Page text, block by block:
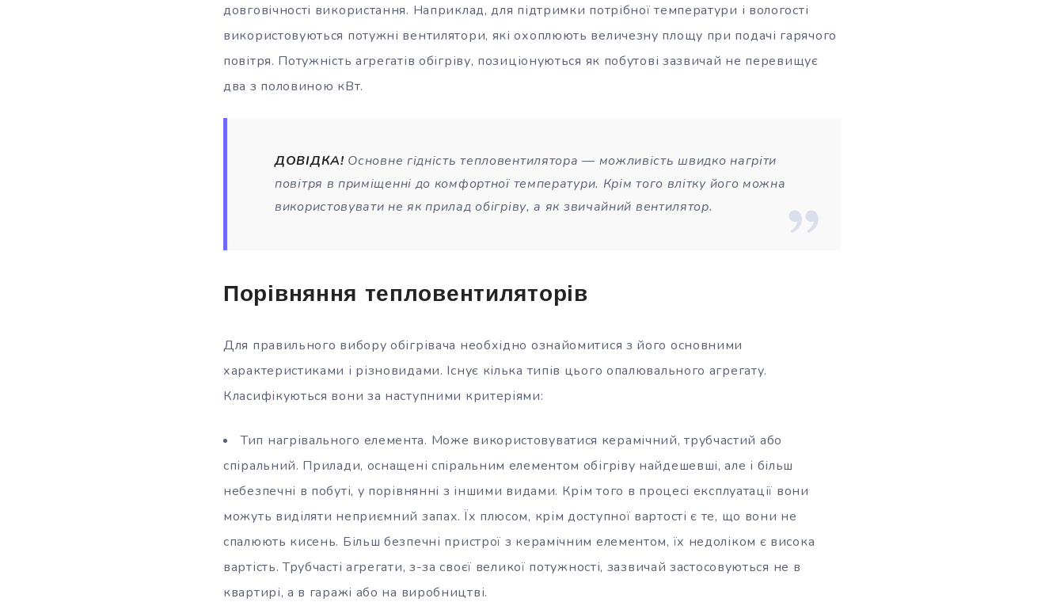
довговічності використання. Наприклад, для підтримки потрібної температури і вологості
використовуються потужні вентилятори, які охоплюють величезну площу при подачі гарячого
повітря. Потужність агрегатів обігріву, позиціонуються як побутові зазвичай не перевищує
два з половиною кВт.
ДОВІДКА! Основне гідність тепловентилятора — можливість швидко нагріти
повітря в приміщенні до комфортної температури. Крім того влітку його можна
використовувати не як прилад обігріву, а як звичайний вентилятор.
Порівняння тепловентиляторів
Для правильного вибору обігрівача необхідно ознайомитися з його основними
характеристиками і різновидами. Існує кілька типів цього опалювального агрегату.
Класифікуються вони за наступними критеріями:
Тип нагрівального елемента. Може використовуватися керамічний, трубчастий або
спіральний. Прилади, оснащені спіральним елементом обігріву найдешевші, але і більш
небезпечні в побуті, у порівнянні з іншими видами. Крім того в процесі експлуатації вони
можуть виділяти неприємний запах. Їх плюсом, крім доступної вартості є те, що вони не
спалюють кисень. Більш безпечні пристрої з керамічним елементом, їх недоліком є висока
вартість. Трубчасті агрегати, з-за своєї великої потужності, зазвичай застосовуються не в
квартирі, а в гаражі або на виробництві.